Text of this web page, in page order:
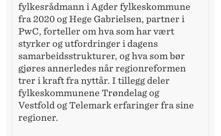
fylkesrådmann i Agder fylkeskommune
fra 2020 og Hege Gabrielsen, partner i
PwC, forteller om hva som har vært
styrker og utfordringer i dagens
samarbeidsstrukturer, og hva som bør
gjøres annerledes når regionreformen
trer i kraft fra nyttår. I tillegg deler
fylkeskommunene Trøndelag og
Vestfold og Telemark erfaringer fra sine
regioner.